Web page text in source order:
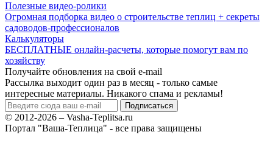
Полезные видео-ролики
Огромная подборка видео о строительстве теплиц + секреты
садоводов-профессионалов
Калькуляторы
БЕСПЛАТНЫЕ онлайн-расчеты, которые помогут вам по
хозяйству
Получайте обновления на свой e-mail
Рассылка выходит один раз в месяц - только самые
интересные материалы. Никакого спама и рекламы!
© 2012-2026 – Vasha-Teplitsa.ru
Портал "Ваша-Теплица" - все права защищены